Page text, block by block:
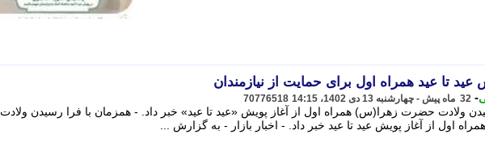
عید تا عید همراه اول برای حمایت از نیازمندان
- 32 ماه پیش - چهارشنبه 13 دی 1402، 14:15 70776518
ولادت حضرت زهرا(س) همراه اول از آغاز پویش «عید تا عید» خبر داد. - همزمان با فرا رسیدن ولادت
اول از آغاز پویش عید تا عید خبر داد. - اخبار بازار - به گزارش ...